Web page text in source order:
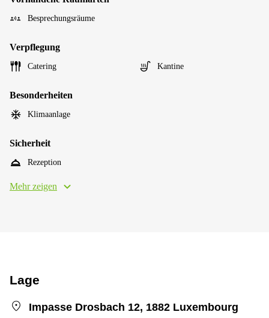
Besprechungsräume
Verpflegung
Catering Kantine
Besonderheiten
Klimaanlage
Sicherheit
Rezeption
Mehr zeigen
Lage
Impasse Drosbach 12, 1882 Luxembourg